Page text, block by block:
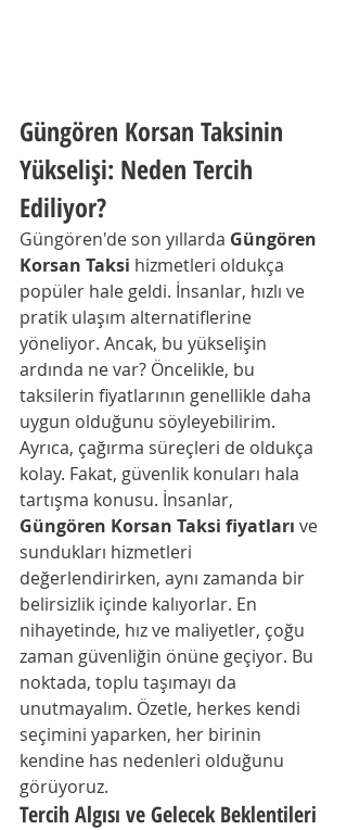
Güngören Korsan Taksinin
Yükselişi: Neden Tercih
Ediliyor?
Güngören'de son yıllarda Güngören
Korsan Taksi hizmetleri oldukça
popüler hale geldi. İnsanlar, hızlı ve
pratik ulaşım alternatiflerine
yöneliyor. Ancak, bu yükselişin
ardında ne var? Öncelikle, bu
taksilerin fiyatlarının genellikle daha
uygun olduğunu söyleyebilirim.
Ayrıca, çağırma süreçleri de oldukça
kolay. Fakat, güvenlik konuları hala
tartışma konusu. İnsanlar,
Güngören Korsan Taksi fiyatları ve
sundukları hizmetleri
değerlendirirken, aynı zamanda bir
belirsizlik içinde kalıyorlar. En
nihayetinde, hız ve maliyetler, çoğu
zaman güvenliğin önüne geçiyor. Bu
noktada, toplu taşımayı da
unutmayalım. Özetle, herkes kendi
seçimini yaparken, her birinin
kendine has nedenleri olduğunu
görüyoruz.
Tercih Algısı ve Gelecek Beklentileri